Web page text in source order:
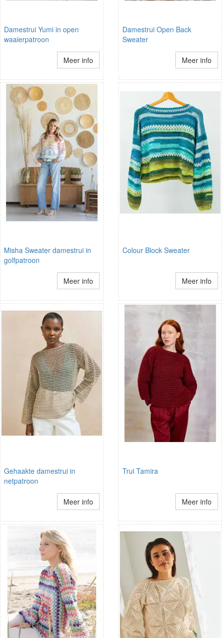
Damestrui Yumi in open
waaierpatroon
Meer info
Damestrui Open Back
Sweater
Meer info
Misha Sweater damestrui in
golfpatroon
Meer info
Colour Block Sweater
Meer info
Gehaakte damestrui in
netpatroon
Meer info
Trui Tamira
Meer info